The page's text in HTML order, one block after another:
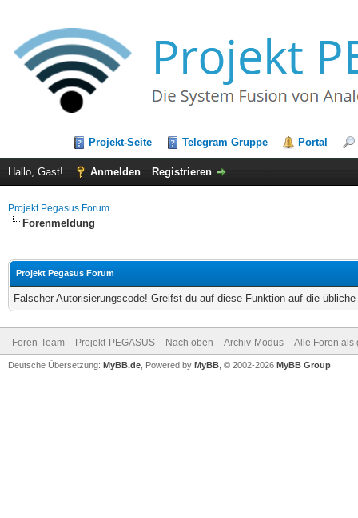
Projekt-Seite Telegram Gruppe Portal
Hallo, Gast! Anmelden Registrieren
Projekt Pegasus Forum
Forenmeldung
Projekt Pegasus Forum
Falscher Autorisierungscode! Greifst du auf diese Funktion auf die
Foren-Team Projekt-PEGASUS Nach oben Archiv-Modus Alle Foren als
Deutsche Übersetzung: MyBB.de , Powered by MyBB , © 2002-2026 MyBB Group